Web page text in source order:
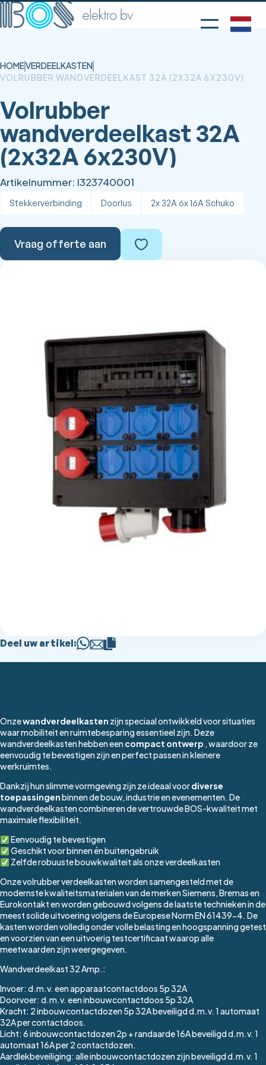
HOMEVERDEELKASTEN
VOLRUBBER WANDVERDEELKAST 32A (2X32A 6X230V)
Volrubber
wandverdeelkast 32A
(2x32A 6x230V)
Artikelnummer: I323740001
Stekkerverbinding Doorlus 2x 32A 6x 16A Schuko
Vraag offerte aan
Deel uw artikel:
Onzewandverdeelkasten zijn speciaal ontwikkeld voor situaties
waar mobiliteit en ruimtebesparing essentieel zijn. Deze
wandverdeelkasten hebben een compact ontwerp , waardoor ze
eenvoudig te bevestigen zijn en perfect passen in kleinere
werkruimtes.
Dankzij hun slimme vormgeving zijn ze ideaal voordiverse
toepassingenbinnen de bouw, industrie en evenementen. De
wandverdeelkasten combineren de vertrouwde BOS-kwaliteit met
maximale flexibiliteit.
Eenvoudig te bevestigen
Geschikt voor binnen én buitengebruik
Zelfde robuuste bouwkwaliteit als onze verdeelkasten
Onze volrubber verdeelkasten worden samengesteld met de
modernste kwaliteitsmaterialen van de merken Siemens, Bremas en
Eurokontakt en worden gebouwd volgens de laatste technieken in de
meest solide uitvoering volgens de Europese Norm EN 61439-4. De
kasten worden volledig onder volle belasting en hoogspanning getest
en voorzien van een uitvoerig testcertificaat waarop alle
meetwaarden zijn weergegeven.
Wandverdeelkast 32 Amp.:
Invoer: d.m.v. een apparaatcontactdoos 5p 32A
Doorvoer: d.m.v. een inbouwcontactdoos 5p 32A
Kracht: 2 inbouwcontactdozen 5p 32A beveiligd d.m.v. 1 automaat
32A per contactdoos.
Licht: 6 inbouwcontactdozen 2p + randaarde 16A beveiligd d.m.v. 1
automaat 16A per 2 contactdozen.
Aardlekbeveiliging: alle inbouwcontactdozen zijn beveiligd d.m.v. 1